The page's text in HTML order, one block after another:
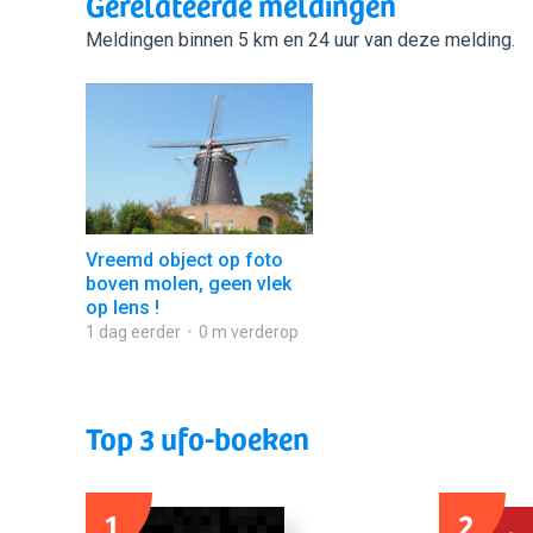
Meldingen binnen 5 km en 24 uur van deze melding.
Vreemd object op foto
boven molen, geen vlek
op lens !
1 dag eerder 0 m verderop
Top 3 ufo-boeken